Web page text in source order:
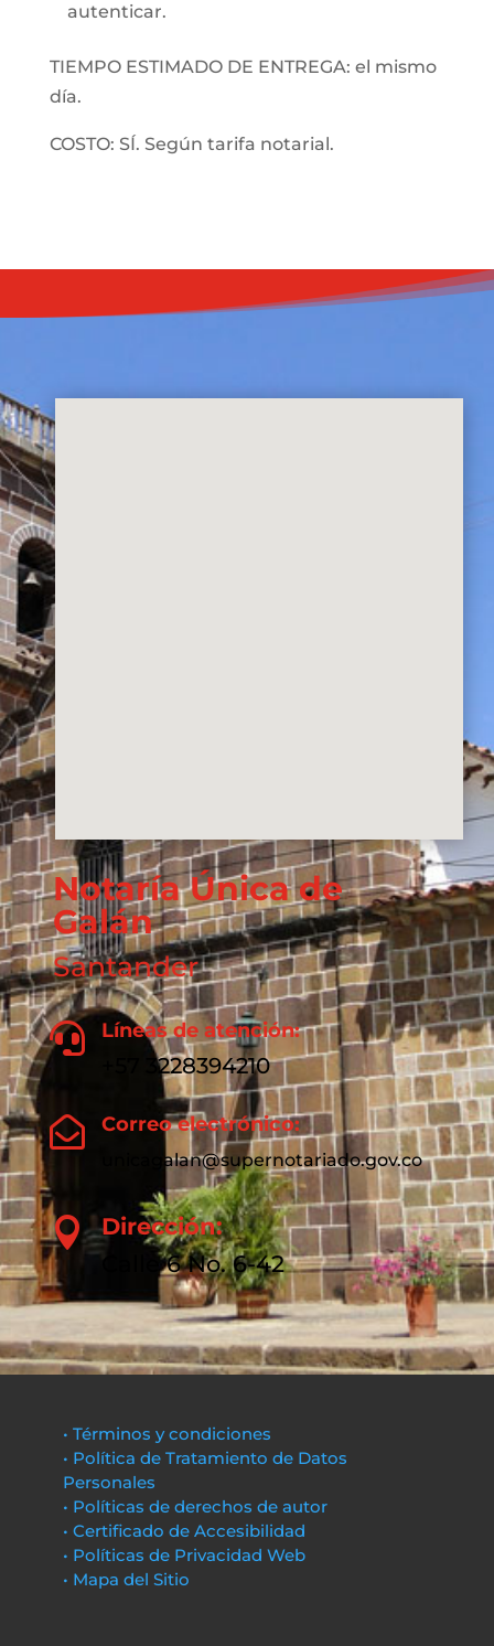
autenticar.
TIEMPO ESTIMADO DE ENTREGA: el mismo
día.
COSTO: SÍ. Según tarifa notarial.
Notaría Única de
Galán
Santander
 Líneas de atención:
+57 3228394210
 Correo electrónico:
unicagalan@supernotariado.gov.co
 Dirección:
Calle 6 No. 6-42
• Términos y condiciones
• Política de Tratamiento de Datos
Personales
• Políticas de derechos de autor
• Certificado de Accesibilidad
• Políticas de Privacidad Web
• Mapa del Sitio